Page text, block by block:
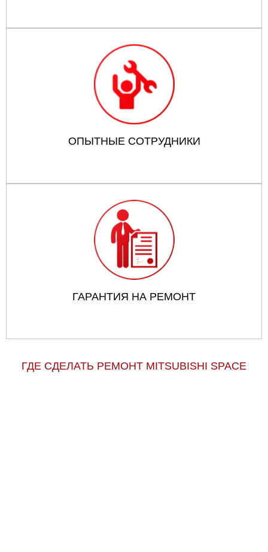
ОПЫТНЫЕ СОТРУДНИКИ
ГАРАНТИЯ НА РЕМОНТ
ГДЕ СДЕЛАТЬ РЕМОНТ MITSUBISHI SPACE